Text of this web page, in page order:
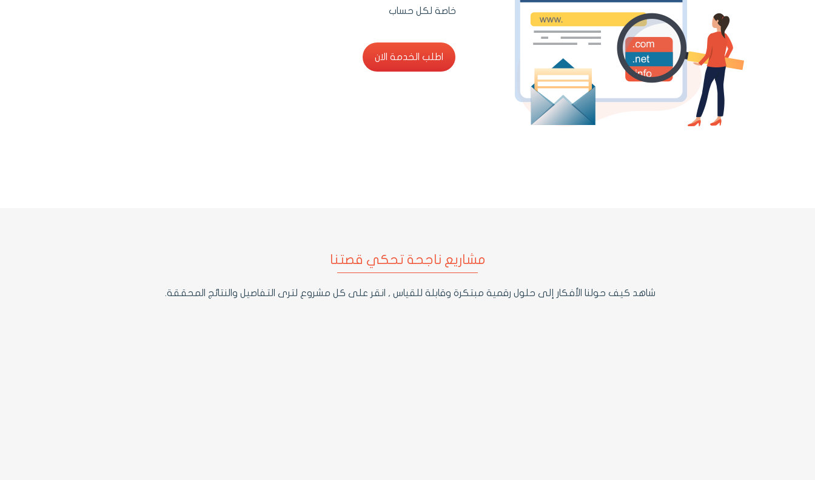
خاصة لكل حساب
اطلب الخدمة الان
اطلب الخدمة الان
مشاريع ناجحة تحكي قصتنا
شاهد كيف حولنا الأفكار إلى حلول رقمية مبتكرة وقابلة للقياس , انقر على كل مشروع لترى التفاصيل والنتائج المحققة.